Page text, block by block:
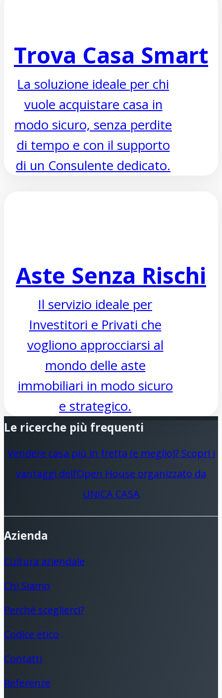
Trova Casa Smart
La soluzione ideale per chi
vuole acquistare casa in
modo sicuro, senza perdite
di tempo e con il supporto
di un Consulente dedicato.
Aste Senza Rischi
Il servizio ideale per
Investitori e Privati che
vogliono approcciarsi al
mondo delle aste
immobiliari in modo sicuro
e strategico.
Le ricerche più frequenti
Vendere casa più in fretta (e meglio)? Scopri i
vantaggi dell’Open House organizzato da
UNICA CASA
Azienda
Cultura aziendale
Chi Siamo
Perché sceglierci?
Codice etico
Contatti
Referenze